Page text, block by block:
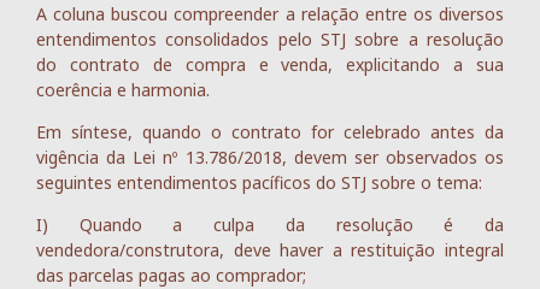
A coluna buscou compreender a relação entre os diversos
entendimentos consolidados pelo STJ sobre a resolução
do contrato de compra e venda, explicitando a sua
coerência e harmonia.
Em síntese, quando o contrato for celebrado antes da
vigência da Lei nº 13.786/2018, devem ser observados os
seguintes entendimentos pacíficos do STJ sobre o tema:
I) Quando a culpa da resolução é da
vendedora/construtora, deve haver a restituição integral
das parcelas pagas ao comprador;